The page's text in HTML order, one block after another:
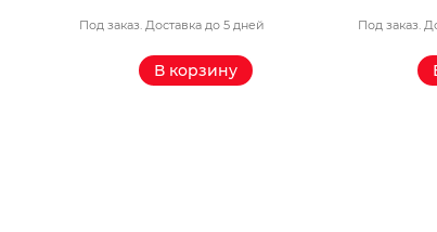
Под заказ. Доставка до 5 дней
В корзину
Под заказ.